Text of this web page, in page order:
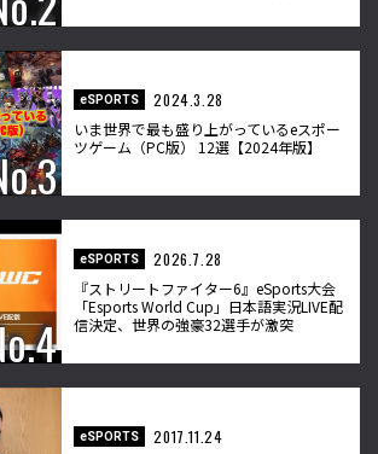
eSPORTS
2024.3.28
いま世界で最も盛り上がっているeスポー
ツゲーム（PC版） 12選【2024年版】
eSPORTS
2026.7.28
『ストリートファイター6』eSports大会
「Esports World Cup」日本語実況LIVE配
信決定、世界の強豪32選手が激突
eSPORTS
2017.11.24